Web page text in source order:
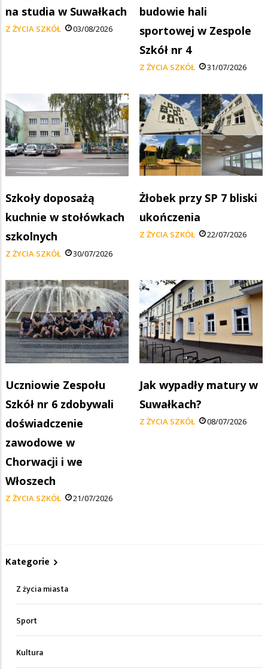
na studia w Suwałkach
Z ŻYCIA SZKÓŁ 03/08/2026
budowie hali
sportowej w Zespole
Szkół nr 4
Z ŻYCIA SZKÓŁ 31/07/2026
Szkoły doposażą
kuchnie w stołówkach
szkolnych
Z ŻYCIA SZKÓŁ 30/07/2026
Żłobek przy SP 7 bliski
ukończenia
Z ŻYCIA SZKÓŁ 22/07/2026
Uczniowie Zespołu
Szkół nr 6 zdobywali
doświadczenie
zawodowe w
Chorwacji i we
Włoszech
Z ŻYCIA SZKÓŁ 21/07/2026
Jak wypadły matury w
Suwałkach?
Z ŻYCIA SZKÓŁ 08/07/2026
Kategorie
Z życia miasta
Sport
Kultura